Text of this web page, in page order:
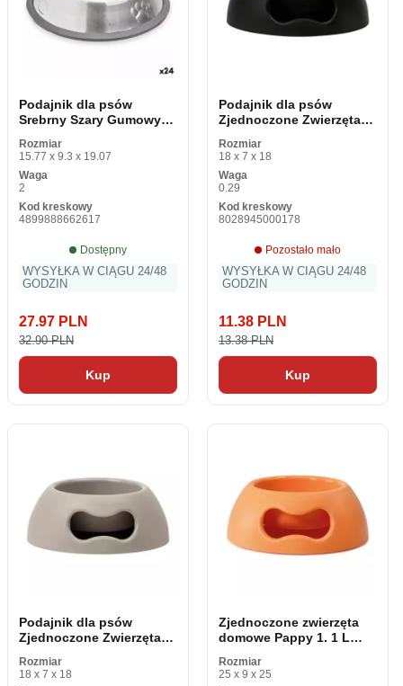
Podajnik dla psów
Srebrny Szary Gumowy
sztuki)
Rozmiar
15.77 x 9.3 x 19.07
Waga
2
Kod kreskowy
4899888662617
Dostępny
WYSYŁKA W CIĄGU 24/48
GODZIN
27.97 PLN
32.90 PLN
Kup
Podajnik dla psów
Zjednoczone Zwierzęta
polipropylen
Rozmiar
18 x 7 x 18
Waga
0.29
Kod kreskowy
8028945000178
Pozostało mało
WYSYŁKA W CIĄGU 24/48
GODZIN
11.38 PLN
13.38 PLN
Kup
Podajnik dla psów
Zjednoczone Zwierzęta
Szary polipropylen
Rozmiar
18 x 7 x 18
Zjednoczone zwierzęta
domowe Pappy 1. 1 L
dla psów
Rozmiar
25 x 9 x 25